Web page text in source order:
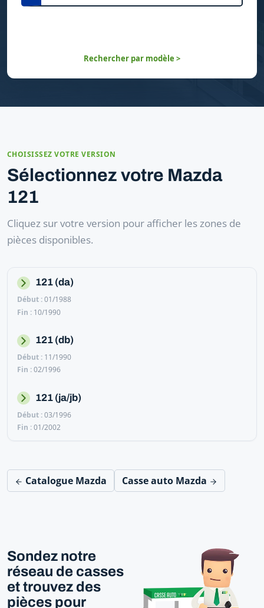
Rechercher par modèle >
CHOISISSEZ VOTRE VERSION
Sélectionnez votre Mazda
121
Cliquez sur votre version pour afficher les zones de
pièces disponibles.
121 (da)
01/1988
10/1990
121 (db)
11/1990
02/1996
121 (ja/jb)
03/1996
01/2002
Catalogue Mazda Casse auto Mazda
Sondez notre
réseau de casses
et trouvez des
pièces pour